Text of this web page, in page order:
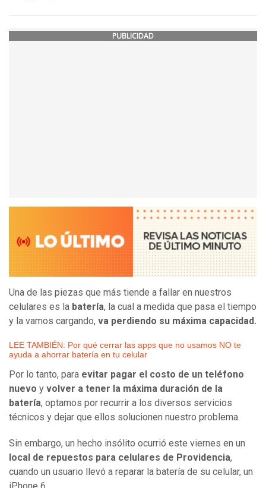
PUBLICIDAD
Una de las piezas que más tiende a fallar en nuestros
celulares es la batería, la cual a medida que pasa el tiempo
y la vamos cargando, va perdiendo su máxima capacidad.
LEE TAMBIÉN: Por qué cerrar las apps que no usamos NO te
ayuda a ahorrar batería en tu celular
Por lo tanto, para evitar pagar el costo de un teléfono
nuevo y volver a tener la máxima duración de la
batería, optamos por recurrir a los diversos servicios
técnicos y dejar que ellos solucionen nuestro problema.
Sin embargo, un hecho insólito ocurrió este viernes en un
local de repuestos para celulares de Providencia,
cuando un usuario llevó a reparar la batería de su celular, un